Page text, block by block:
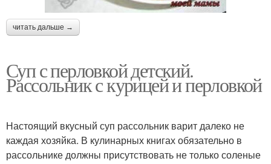
читать дальше →
Суп с перловкой детский.
Рассольник с курицей и перловкой
Настоящий вкусный суп рассольник варит далеко не
каждая хозяйка. В кулинарных книгах обязательно в
рассольнике должны присутствовать не только соленые